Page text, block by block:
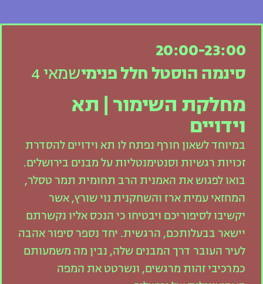
20:00-23:00
סינמה הוסטל חלל פנימישמאי 4
מחלקת השימור | תא
וידויים
במיוחד לשאון חורף נפתח לו תא וידויים להסדרת
זכויות רגשיות וסנטימנטליות על מבנים בירושלים.
בואו לפגוש את האמנית הרב תחומית תמר טסלר,
המחזאי עמית ארז והשחקנית נוי שורץ, אשר
יקשיבו לסיפוריכם ויבטיחו כי הנכס אליו נקשרתם
יישאר בבעלותכם, הרגשית. יחד נספר סיפור אהבה
לעיר העובר דרך המבנים שלה, נבין מה משמעותם
כמרכיבי זהות מרגשים, ונשרטט את המפה